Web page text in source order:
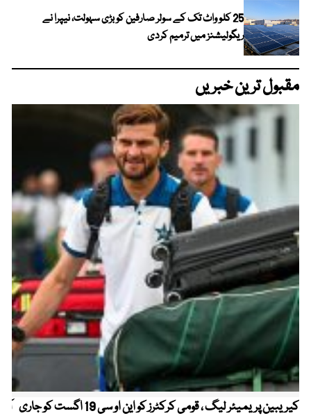
25 کلو واٹ تک کے سولر صارفین کو بڑی سہولت، نیپرا نے
ریگولیشنز میں ترمیم کردی
مقبول ترین خبریں
کیریبین پریمیئر لیگ ، قومی کرکٹرز کو این او سی 19 اگست کو جاری